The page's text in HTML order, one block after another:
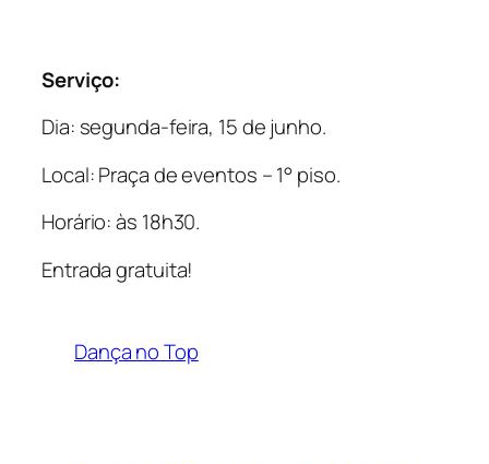
Serviço:
Dia: segunda-feira, 15 de junho.
Local: Praça de eventos – 1° piso.
Horário: às 18h30.
Entrada gratuita!
Dança no Top